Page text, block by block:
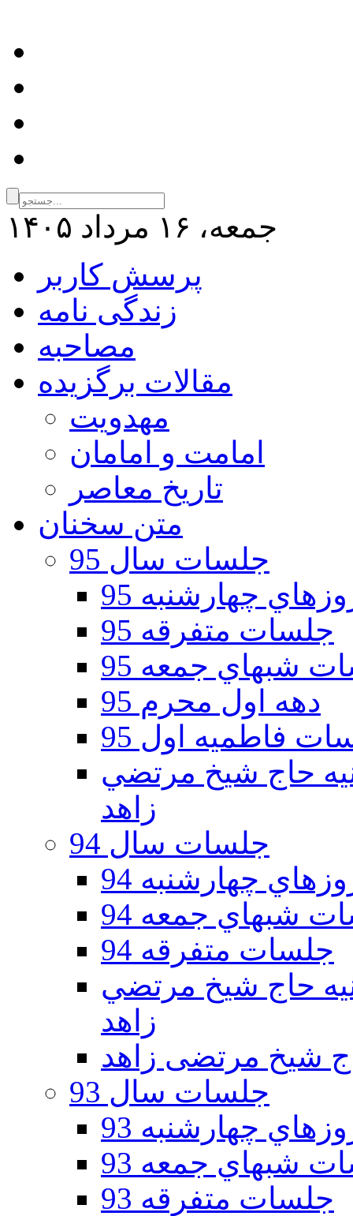
جمعه، ۱۶ مرداد ۱۴۰۵
پرسش کاربر
زندگی نامه
مصاحبه
مقالات برگزیده
مهدویت
امامت و امامان
تاریخ معاصر
متن سخنان
جلسات سال 95
چهارشنبه 95
جلسات متفرقه 95
شبهاي جمعه 95
دهه اول محرم 95
فاطمیه اول 95
دوم 95 - حسينيه حاج شيخ مرتضي
زاهد
جلسات سال 94
چهارشنبه 94
شبهاي جمعه 94
جلسات متفرقه 94
دوم 94 - حسينيه حاج شيخ مرتضي
زاهد
جلسات سال 93
چهارشنبه 93
شبهاي جمعه 93
جلسات متفرقه 93